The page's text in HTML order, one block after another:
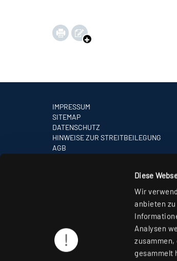
Diese
Wir
anbieten
Analysen
gesammelt
IMPRESSUM
SITEMAP
DATENSCHUTZ
HINWEISE ZUR STREITBEILEGUNG
AGB